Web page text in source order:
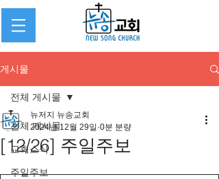
게시물
전체 게시물
교회소식
주일주보
전체 게시물
[12/26] 주일주보
뉴저지 뉴송교회
2024년 12월 29일 0분 분량